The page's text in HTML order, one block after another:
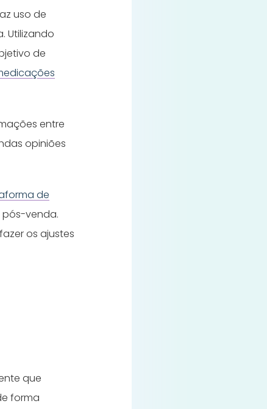
uso de
Utilizando
de
entre
opiniões
de
venda.
os ajustes
que
forma